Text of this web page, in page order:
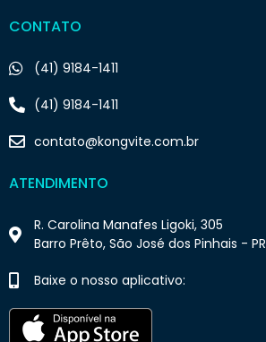
CONTATO
(41) 9184-1411
(41) 9184-1411
contato@kongvite.com.br
ATENDIMENTO
R. Carolina Manafes Ligoki, 305
Barro Prêto, São José dos Pinhais - PR
Baixe o nosso aplicativo: